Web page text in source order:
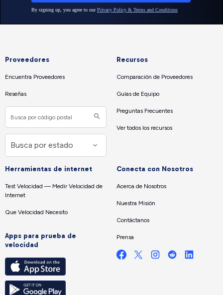
Proveedores
Encuentra Proveedores
Reseñas
Recursos
Comparación de Proveedores
Guías de Equipo
Preguntas Frecuentes
Ver todos los recursos
Herramientas de internet
Test Velocidad — Medir Velocidad de
Internet
Que Velocidad Necesito
Apps para prueba de
velocidad
Conecta con Nosotros
Acerca de Nosotros
Nuestra Misión
Contáctanos
Prensa